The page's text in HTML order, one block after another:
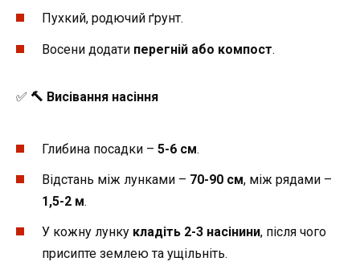
Пухкий, родючий ґрунт.
Восени додати перегній або компост.
✅ 🔨 Висівання насіння
Глибина посадки – 5-6 см.
Відстань між лунками – 70-90 см, між рядами –
1,5-2 м.
У кожну лунку кладіть 2-3 насінини, після чого
присипте землею та ущільніть.